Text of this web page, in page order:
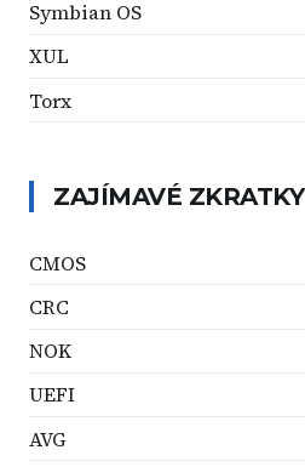
Symbian OS
XUL
Torx
ZAJÍMAVÉ ZKRATKY
CMOS
CRC
NOK
UEFI
AVG